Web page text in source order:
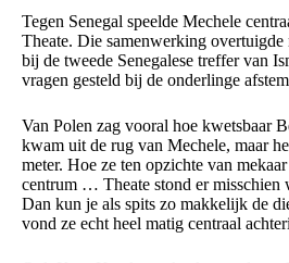
Tegen Senegal speelde Mechele
Theate. Die samenwerking overtuigde
bij de tweede Senegalese treffer van
vragen gesteld bij de onderlinge
Van Polen zag vooral hoe kwetsbaar
kwam uit de rug van Mechele, maar
meter. Hoe ze ten opzichte van
centrum … Theate stond er misschien
Dan kun je als spits zo makkelijk de
vond ze echt heel matig centraal